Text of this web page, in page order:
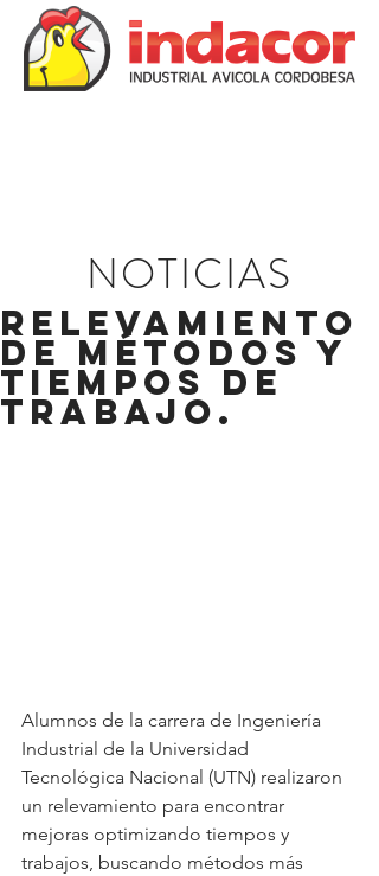
NOTICIAS
Relevamiento
de métodos y
tiempos de
trabajo.
Alumnos de la carrera de Ingeniería
Industrial de la Universidad
Tecnológica Nacional (UTN) realizaron
un relevamiento para encontrar
mejoras optimizando tiempos y
trabajos, buscando métodos más